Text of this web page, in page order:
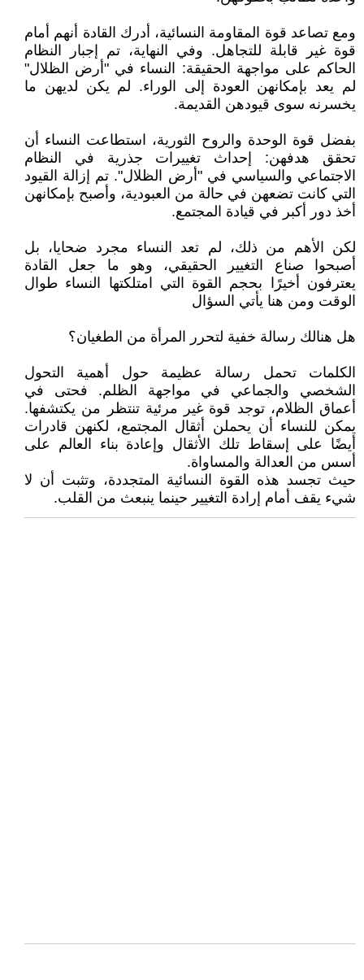
ومع تصاعد قوة المقاومة النسائية، أدرك القادة أنهم أمام
قوة غير قابلة للتجاهل. وفي النهاية، تم إجبار النظام
الحاكم على مواجهة الحقيقة: النساء في "أرض الظلال"
لم يعد بإمكانهن العودة إلى الوراء. لم يكن لديهن ما
يخسرنه سوى قيودهن القديمة.
بفضل قوة الوحدة والروح الثورية، استطاعت النساء أن
تحقق هدفهن: إحداث تغييرات جذرية في النظام
الاجتماعي والسياسي في "أرض الظلال". تم إزالة القيود
التي كانت تضعهن في حالة من العبودية، وأصبح بإمكانهن
أخذ دور أكبر في قيادة المجتمع.
لكن الأهم من ذلك، لم تعد النساء مجرد ضحايا، بل
أصبحوا صناع التغيير الحقيقي، وهو ما جعل القادة
يعترفون أخيرًا بحجم القوة التي امتلكتها النساء طوال
الوقت ومن هنا يأتي السؤال
هل هنالك رسالة خفية لتحرر المرأة من الطغيان؟
الكلمات تحمل رسالة عظيمة حول أهمية التحول
الشخصي والجماعي في مواجهة الظلم. فحتى في
أعماق الظلام، توجد قوة غير مرئية تنتظر من يكتشفها.
يمكن للنساء أن يحملن أثقال المجتمع، لكنهن قادرات
أيضًا على إسقاط تلك الأثقال وإعادة بناء العالم على
أسس من العدالة والمساواة.
حيث تجسد هذه القوة النسائية المتجددة، وتثبت أن لا
شيء يقف أمام إرادة التغيير حينما ينبعث من القلب.